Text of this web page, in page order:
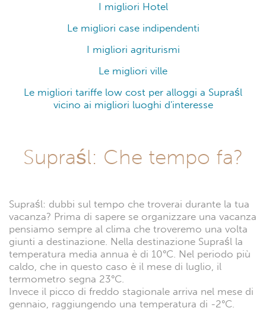
I migliori Hotel
Le migliori case indipendenti
I migliori agriturismi
Le migliori ville
Le migliori tariffe low cost per alloggi a Supraśl
vicino ai migliori luoghi d'interesse
Supraśl: Che tempo fa?
Supraśl: dubbi sul tempo che troverai durante la tua
vacanza? Prima di sapere se organizzare una vacanza
pensiamo sempre al clima che troveremo una volta
giunti a destinazione. Nella destinazione Supraśl la
temperatura media annua è di 10°C. Nel periodo più
caldo, che in questo caso è il mese di luglio, il
termometro segna 23°C.
Invece il picco di freddo stagionale arriva nel mese di
gennaio, raggiungendo una temperatura di -2°C.